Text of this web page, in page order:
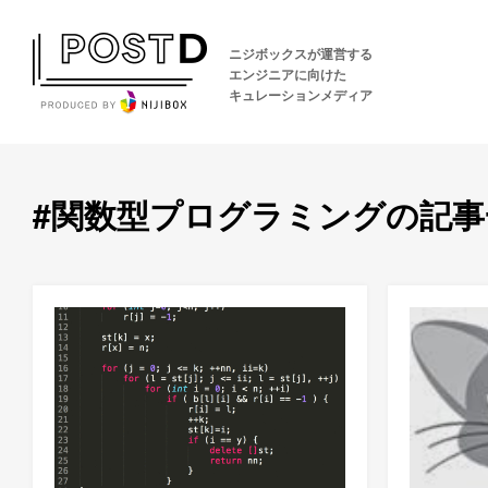
ニジボックスが運営する
エンジニアに向けた
キュレーションメディア
#関数型プログラミングの記